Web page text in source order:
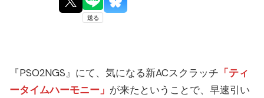
『PSO2NGS』にて、気になる新ACスクラッチ 「ティ
ータイムハーモニー」 が来たということで、早速引い